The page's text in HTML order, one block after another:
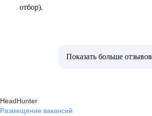
отбор).
Показать больше отзывов
HeadHunter
Размещение вакансий